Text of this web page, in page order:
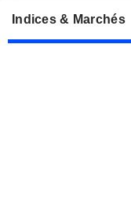
Indices & Marchés